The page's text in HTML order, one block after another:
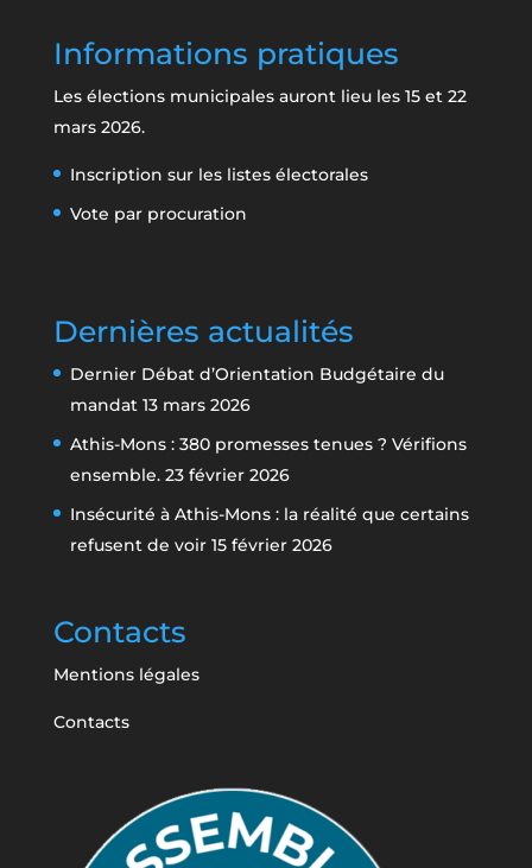
Informations pratiques
Les élections municipales auront lieu les 15 et 22
mars 2026.
Inscription sur les listes électorales
Vote par procuration
Dernières actualités
Dernier Débat d’Orientation Budgétaire du
mandat 13 mars 2026
Athis-Mons : 380 promesses tenues ? Vérifions
ensemble. 23 février 2026
Insécurité à Athis-Mons : la réalité que certains
refusent de voir 15 février 2026
Contacts
Mentions légales
Contacts